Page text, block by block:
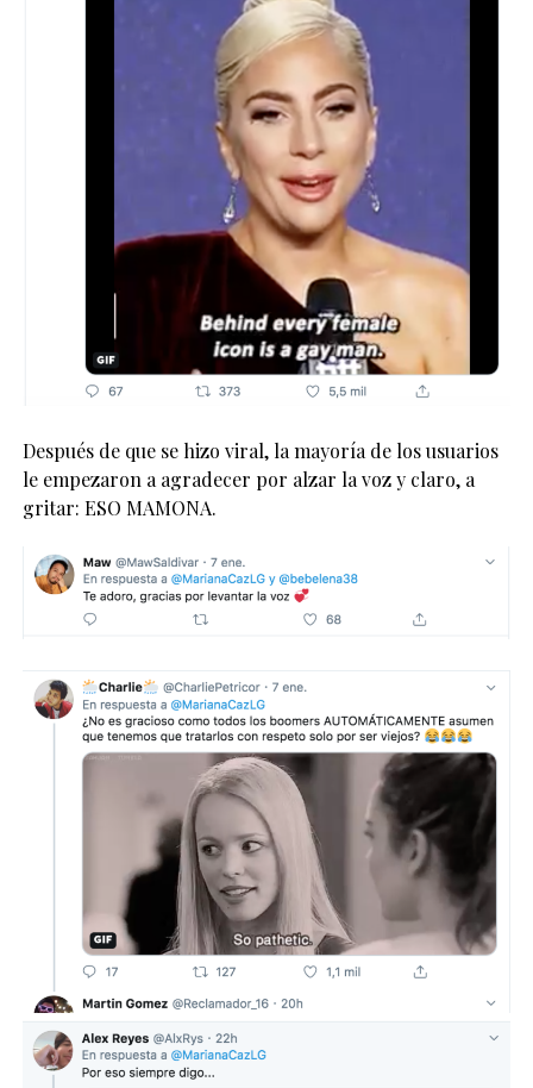
Después de que se hizo viral, la mayoría de los usuarios
le empezaron a agradecer por alzar la voz y claro, a
gritar: ESO MAMONA.